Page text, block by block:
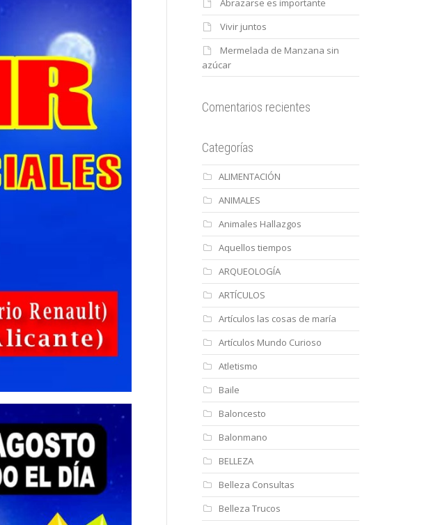
Abrazarse es importante
Vivir juntos
Mermelada de Manzana sin
azúcar
Comentarios recientes
Categorías
ALIMENTACIÓN
ANIMALES
Animales Hallazgos
Aquellos tiempos
ARQUEOLOGÍA
ARTÍCULOS
Artículos las cosas de maría
Artículos Mundo Curioso
Atletismo
Baile
Baloncesto
Balonmano
BELLEZA
Belleza Consultas
Belleza Trucos